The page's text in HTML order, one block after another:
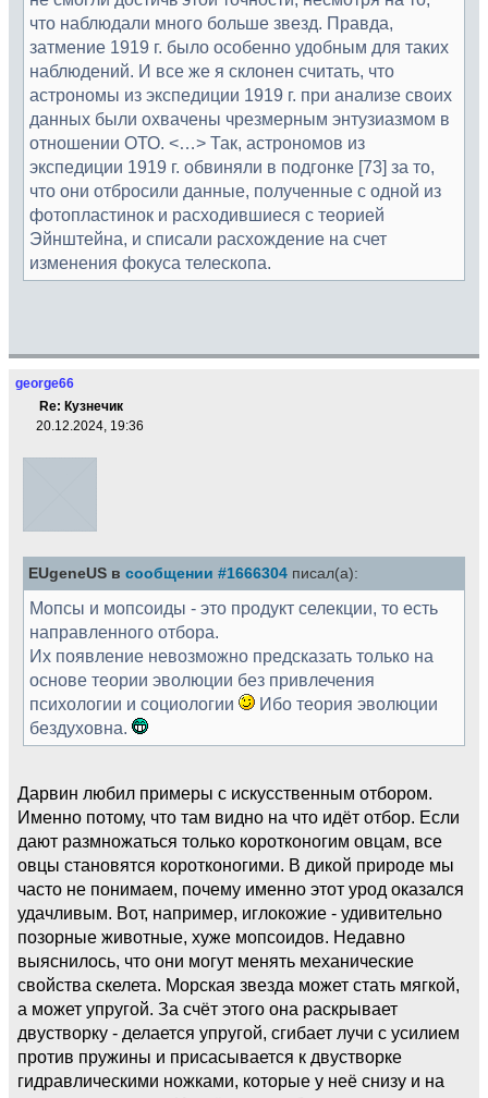
что наблюдали много больше звезд. Правда,
затмение 1919 г. было особенно удобным для таких
наблюдений. И все же я склонен считать, что
астрономы из экспедиции 1919 г. при анализе своих
данных были охвачены чрезмерным энтузиазмом в
отношении ОТО. <…> Так, астрономов из
экспедиции 1919 г. обвиняли в подгонке [73] за то,
что они отбросили данные, полученные с одной из
фотопластинок и расходившиеся с теорией
Эйнштейна, и списали расхождение на счет
изменения фокуса телескопа.
george66
Re: Кузнечик
20.12.2024, 19:36
EUgeneUS в сообщении #1666304 писал(а):
Мопсы и мопсоиды - это продукт селекции, то есть
направленного отбора.
Их появление невозможно предсказать только на
основе теории эволюции без привлечения
психологии и социологии
Ибо теория эволюции
бездуховна.
Дарвин любил примеры с искусственным отбором.
Именно потому, что там видно на что идёт отбор. Если
дают размножаться только коротконогим овцам, все
овцы становятся коротконогими. В дикой природе мы
часто не понимаем, почему именно этот урод оказался
удачливым. Вот, например, иглокожие - удивительно
позорные животные, хуже мопсоидов. Недавно
выяснилось, что они могут менять механические
свойства скелета. Морская звезда может стать мягкой,
а может упругой. За счёт этого она раскрывает
двустворку - делается упругой, сгибает лучи с усилием
против пружины и присасывается к двустворке
гидравлическими ножками, которые у неё снизу и на